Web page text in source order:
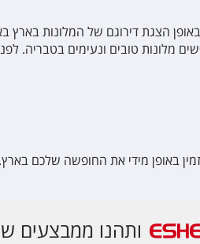
באופן הצגת דירוגם של המלונות
מלונות טובים ונעימים בטבריה.
באופן מידי את החופשה שלכם
ותהנו ממבצעים